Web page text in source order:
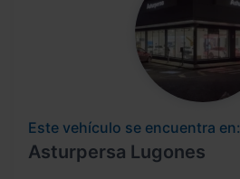
Este vehículo se encuentra en:
Asturpersa Lugones